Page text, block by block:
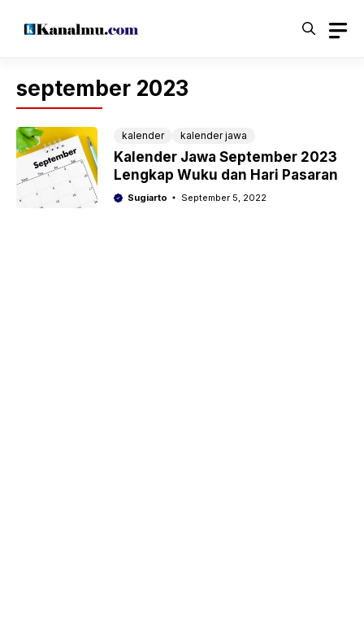
september 2023
kalender kalender jawa
Kalender Jawa September 2023
Lengkap Wuku dan Hari Pasaran
Sugiarto September 5, 2022